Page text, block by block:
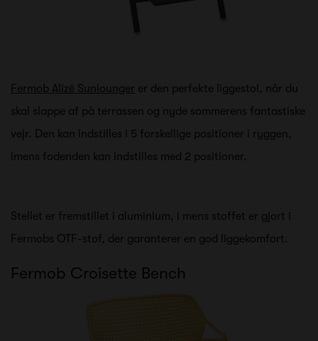
Fermob Alizé Sunlounger er den perfekte liggestol, når du
skal slappe af på terrassen og nyde sommerens fantastiske
vejr. Den kan indstilles i 5 forskellige positioner i ryggen,
imens fodenden kan indstilles med 2 positioner.
Stellet er fremstillet i aluminium, i mens stoffet er gjort i
Fermobs OTF-stof, der garanterer en god liggekomfort.
Fermob Croisette Bench